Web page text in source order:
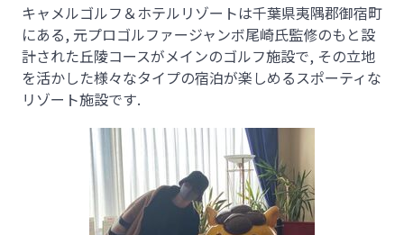
キャメルゴルフ＆ホテルリゾートは千葉県夷隅郡御宿町
にある, 元プロゴルファージャンボ尾崎氏監修のもと設
計された丘陵コースがメインのゴルフ施設で, その立地
を活かした様々なタイプの宿泊が楽しめるスポーティな
リゾート施設です.